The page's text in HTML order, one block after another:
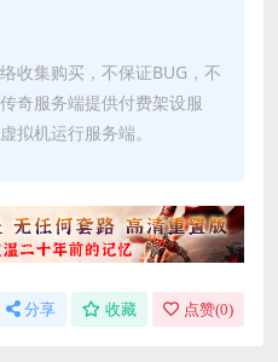
收集购买，不保证BUG，不
奇服务端提供付费架设服
拟机运行服务端。
分享 收藏 点赞(0)